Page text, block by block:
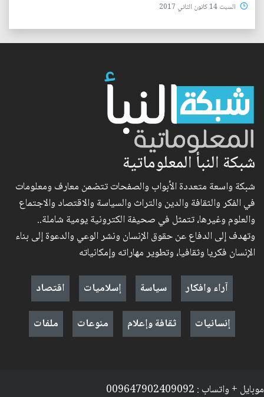
السبت 14 كانون الثاني 2017
شبكة النبأ المعلوماتية
شبكة واسعة متعددة الأبواب والصفحات تتضمن معارف ومعلومات
في الفكر والثقافة والدين والتراث والسياسة والاقتصاد والاجتماع
والعلوم وغيرها، تتمثل في صحيفة الكترونية يومية شاملة..
وتهدف إلى الدفاع عن حقوق الإنسان ونشر الوعي والدعوة إلى بناء
الإنسان فكريا وثقافيا، وتطوير مهاراته وإمكانياته
آراء وافكار
سياسة إسلاميات
اقتصاد
إنسانيات
ثقافة وإعلام منوعات ملفات
موبايل + واتساب : 009647902409092